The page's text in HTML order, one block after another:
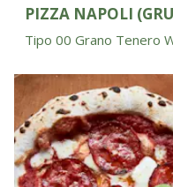
PIZZA NAPOLI
Tipo 00 Grano Tenero